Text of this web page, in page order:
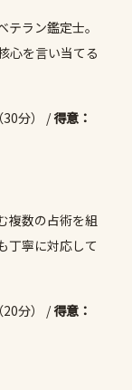
ラン鑑定士。
心を言い当てる
30分） /得意：
複数の占術を組
丁寧に対応して
20分） /得意：